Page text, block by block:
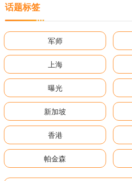
话题标签
军师
上海
曝光
新加坡
香港
帕金森